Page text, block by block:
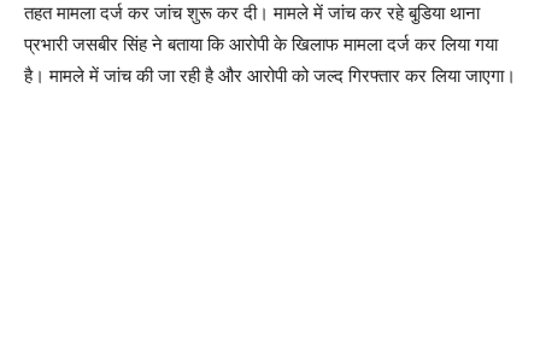
तहत मामला दर्ज कर जांच शुरू कर दी। मामले में जांच कर रहे बुडि़या थाना
प्रभारी जसबीर सिंह ने बताया कि आरोपी के खिलाफ मामला दर्ज कर लिया गया
है। मामले में जांच की जा रही है और आरोपी को जल्द गिरफ्तार कर लिया जाएगा।